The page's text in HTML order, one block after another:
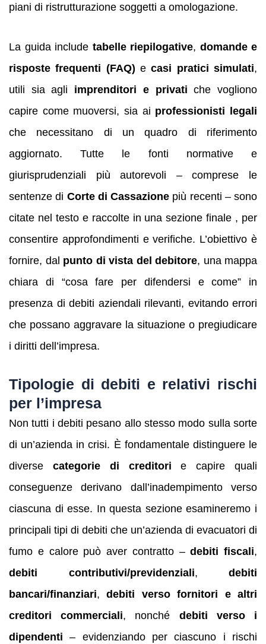
piani di ristrutturazione soggetti a omologazione.
La guida include tabelle riepilogative, domande e
risposte frequenti (FAQ) ecasi pratici simulati,
utili sia agli imprenditori e privati che vogliono
capire come muoversi, sia ai professionisti legali
che necessitano di un quadro di riferimento
aggiornato. Tutte le fonti normative e
giurisprudenziali più autorevoli – comprese le
sentenze di Corte di Cassazione più recenti – sono
citate nel testo e raccolte in una sezione finale , per
consentire approfondimenti e verifiche. L’obiettivo è
fornire, dal punto di vista del debitore, una mappa
chiara di “cosa fare per difendersi e come” in
presenza di debiti aziendali rilevanti, evitando errori
che possano aggravare la situazione o pregiudicare
i diritti dell’impresa.
Tipologie di debiti e relativi rischi
per l’impresa
Non tutti i debiti pesano allo stesso modo sulla sorte
di un’azienda in crisi. È fondamentale distinguere le
diverse categorie di creditori e capire quali
conseguenze derivano dall’inadempimento verso
ciascuna di esse. In questa sezione esamineremo i
principali tipi di debiti che un’azienda di evacuatori di
fumo e calore può aver contratto –debiti fiscali,
debiti contributivi/previdenziali, debiti
bancari/finanziari,debiti verso fornitori e altri
creditori commerciali, nonché debiti verso i
dipendenti – evidenziando per ciascuno i rischi